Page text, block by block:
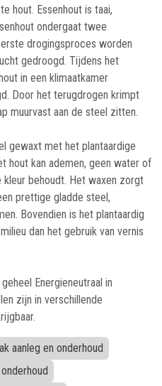
hout. Essenhout is taai,
ondergaat twee
drogingsproces worden
gedroogd. Tijdens het
in een klimaatkamer
Door het terugdrogen krimpt
muurvast aan de steel zitten.
gewaxt met het plantaardige
hout kan ademen, geen water of
behoudt. Het waxen zorgt
prettige gladde steel,
Bovendien is het plantaardig
dan het gebruik van vernis
Energieneutraal in
zijn in verschillende
aanleg en onderhoud